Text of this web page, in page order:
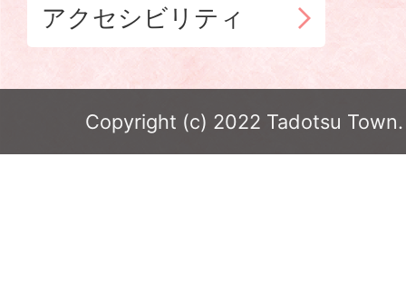
アクセシビリティ
Copyright (c) 2022 Tadotsu